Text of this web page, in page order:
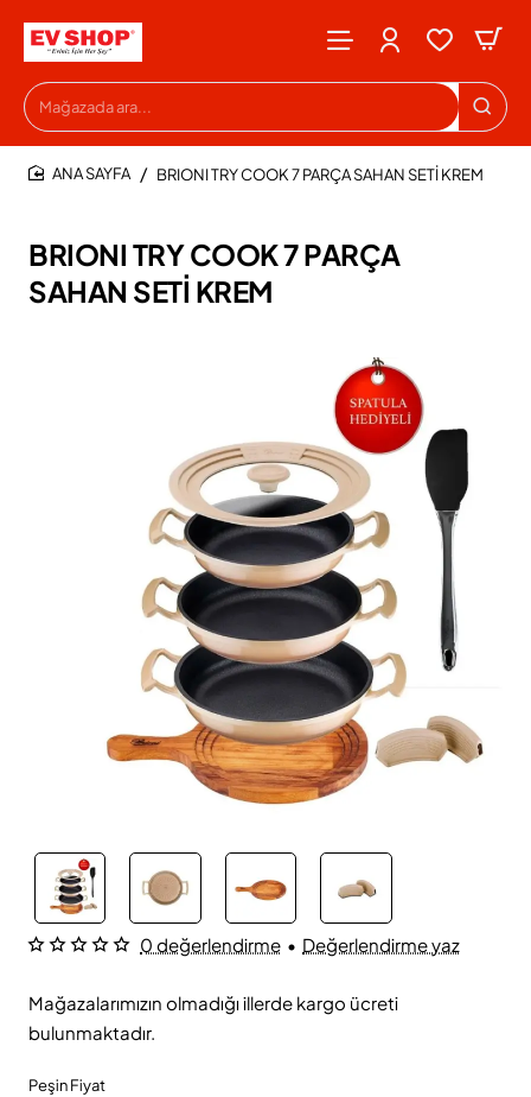
Mağazada
ara...
BRIONI TRY COOK 7 PARÇA
SAHAN SETİ KREM
BRIONI TRY COOK 7 PARÇA SAHAN SETİ KREM
Mağazalarımızın olmadığı illerde kargo ücreti
bulunmaktadır.
0 değerlendirme • Değerlendirme yaz
Peşin Fiyat